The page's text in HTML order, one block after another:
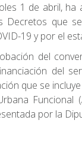
1 de abril,
Decretos que
19 y por el
del
del
que se
por la